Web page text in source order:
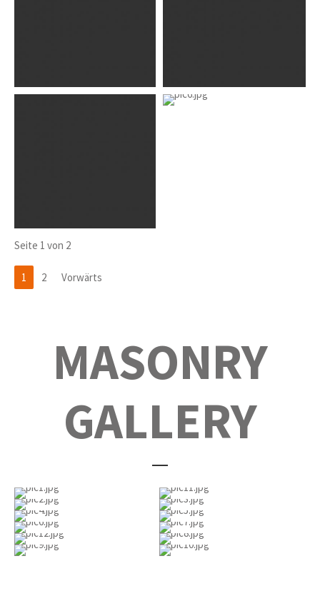
Seite 1 von 2
1 2 Vorwärts
MASONRY
GALLERY